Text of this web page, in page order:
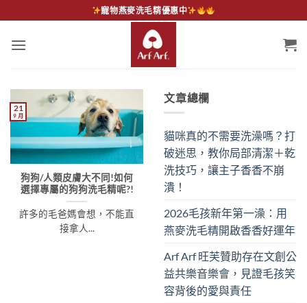
to
content
寵物燕麥洗毛精優惠中
狗狗/人類皮膚大不同!如何
選擇專屬的狗狗洗毛精呢?!
許多的毛爸媽會想，不能直
接拿人...
21
9 月
文章總欄
貓咪真的不需要洗澡嗎？打
破迷思，教你局部清潔＋乾
洗技巧，讓主子香香不崩
潰！
2026毛孩新年第一澡：用
燕麥洗毛精開啟香香好運年
Arf Arf 旺芙贊助存在文創公
益共樂音樂會，見證毛孩笑
容背後的愛與責任